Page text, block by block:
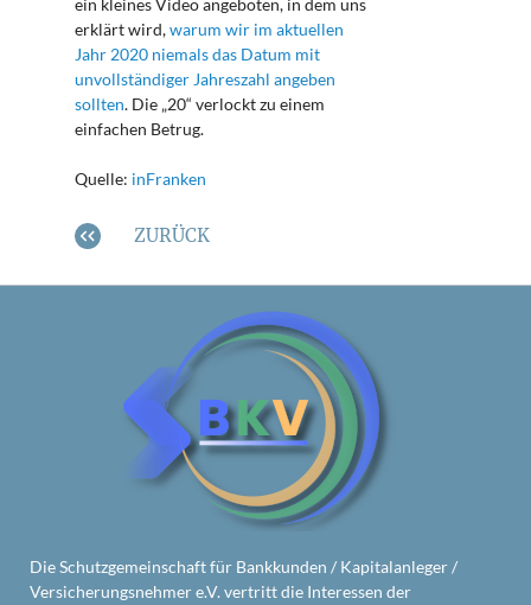
ein kleines Video angeboten, in dem uns
erklärt wird,warum wir im aktuellen
Jahr 2020 niemals das Datum mit
unvollständiger Jahreszahl angeben
sollten. Die „20“ verlockt zu einem
einfachen Betrug.
Quelle: inFranken
ZURÜCK
Die Schutzgemeinschaft für Bankkunden / Kapitalanleger /
Versicherungsnehmer e.V. vertritt die Interessen der